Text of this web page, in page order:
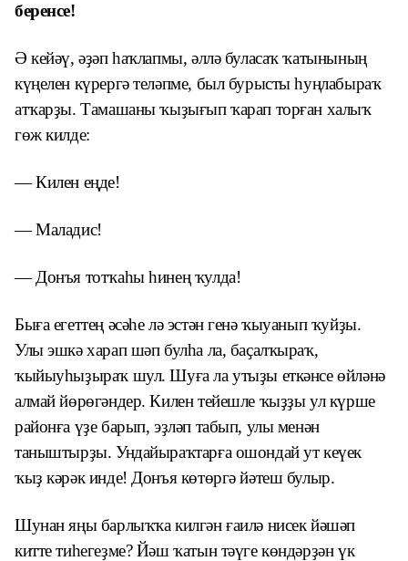
беренсе!
Ә кейәү, әҙәп һаҡлапмы, әллә буласаҡ ҡатынының
күңелен күрергә теләпме, был бурысты һуңлабыраҡ
атҡарҙы. Тамашаны ҡыҙығып ҡарап торған халыҡ
гөж килде:
— Килен еңде!
— Маладис!
— Донъя тотҡаһы һинең ҡулда!
Быға егеттең әсәһе лә эстән генә ҡыуанып ҡуйҙы.
Улы эшкә харап шәп булһа ла, баҫалҡыраҡ,
ҡыйыуһыҙыраҡ шул. Шуға ла утыҙы еткәнсе өйләнә
алмай йөрөгәндер. Килен тейешле ҡыҙҙы ул күрше
районға үҙе барып, эҙләп табып, улы менән
таныштырҙы. Ундайыраҡтарға ошондай ут кеүек
ҡыҙ кәрәк инде! Донъя көтөргә йәтеш булыр.
Шунан яңы барлыҡҡа килгән ғаилә нисек йәшәп
китте тиһегеҙме? Йәш ҡатын тәүге көндәрҙән үк